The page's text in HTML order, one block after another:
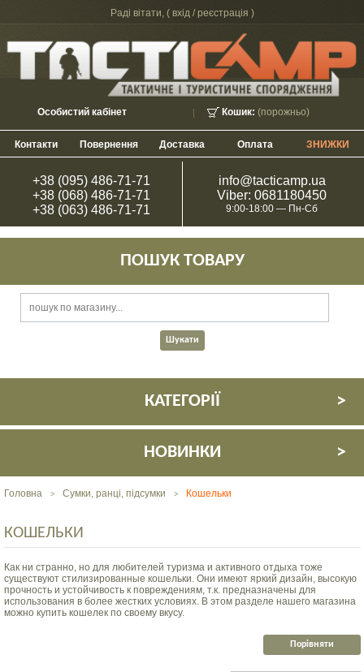
Раді вітати, ( вхід / реєстрація )
Кошик: (порожньо)
Особистий кабінет
Контакти Повернення Доставка Оплата ЗНИЖКИ
+38 (095) 486-71-71
+38 (068) 486-71-71
+38 (063) 486-71-71
info@tacticamp.ua
Viber: 0681180450
9:00-18:00 — Пн-Сб
ПОШУК ТОВАРУ
КАТЕГОРІЇ
НОВИНКИ
Головна > Сумки, ранці, підсумки > Кошельки
КОШЕЛЬКИ
Как ни странно, но для любителей туризма и активного отдыха тоже
существуют стилизированные кошельки. Они имеют яркий дизайн, высокую
прочность и устойчивость к повреждениям, т.к. предназначены для
использования в более жестких условиях. В этом разделе нашего магазина
можно купить кошелек по своему вкусу.